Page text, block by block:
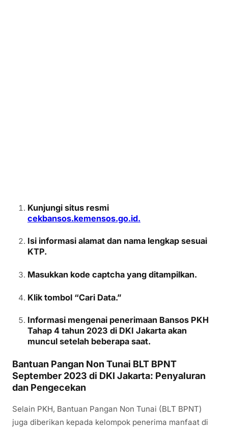
Kunjungi situs resmi
cekbansos.kemensos.go.id.
Isi informasi alamat dan nama lengkap sesuai
KTP.
Masukkan kode captcha yang ditampilkan.
Klik tombol “Cari Data.”
Informasi mengenai penerimaan Bansos PKH
Tahap 4 tahun 2023 di DKI Jakarta akan
muncul setelah beberapa saat.
Bantuan Pangan Non Tunai BLT BPNT
September 2023 di DKI Jakarta: Penyaluran
dan Pengecekan
Selain PKH, Bantuan Pangan Non Tunai (BLT BPNT)
juga diberikan kepada kelompok penerima manfaat di